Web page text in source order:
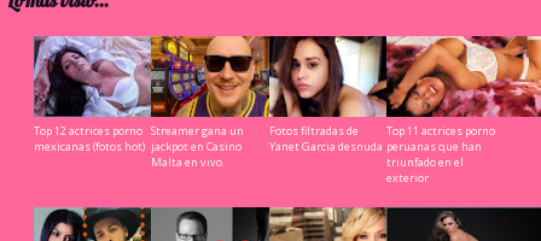
Top 12 actrices porno
mexicanas (fotos hot)
Streamer gana un
jackpot en Casino
Malta en vivo.
Fotos filtradas de
Yanet Garcia desnuda
Top 11 actrices porno
peruanas que han
triunfado en el
exterior